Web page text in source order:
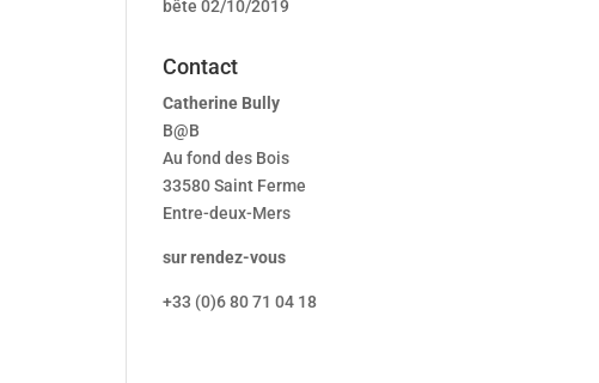
bête 02/10/2019
Contact
Catherine Bully
B@B
Au fond des Bois
33580 Saint Ferme
Entre-deux-Mers
sur rendez-vous
+33 (0)6 80 71 04 18